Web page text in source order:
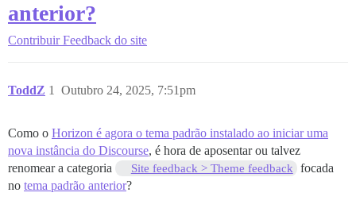
anterior?
Contribuir Feedback do site
ToddZ Outubro 24, 2025, 7:51pm
1
Como o Horizon é agora o tema padrão instalado ao iniciar uma
nova instância do Discourse, é hora de aposentar ou talvez
renomear a categoria
Site feedback > Theme feedback
focada
no tema padrão anterior?